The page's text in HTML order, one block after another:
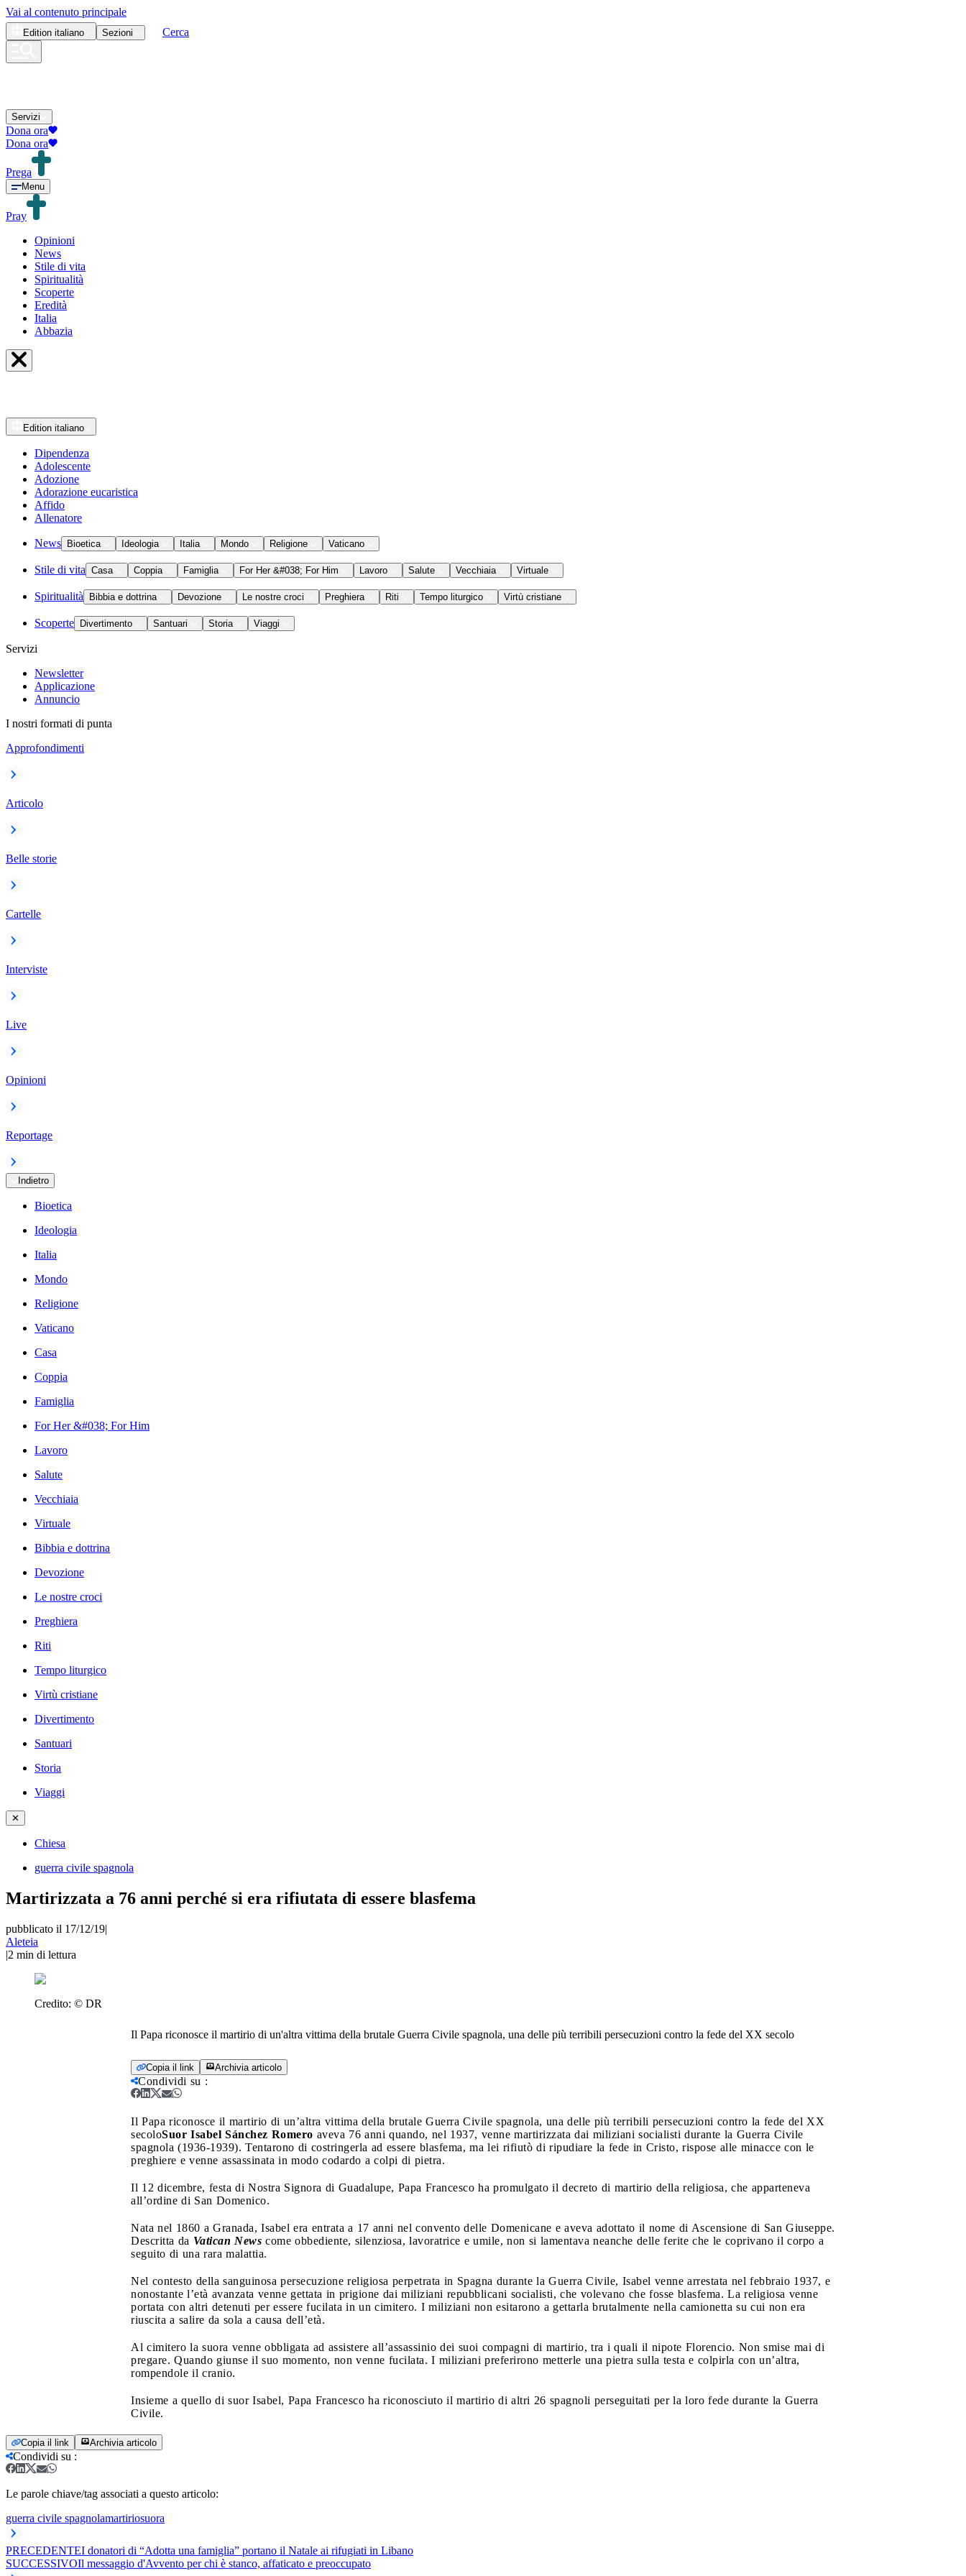
Vai al contenuto principale
Edition italiano Sezioni Cerca
Servizi
Dona ora
Dona ora
Prega
Menu
Pray
Opinioni
News
Stile di vita
Spiritualità
Scoperte
Eredità
Italia
Abbazia
Edition italiano
Dipendenza
Adolescente
Adozione
Adorazione eucaristica
Affido
Allenatore
News Bioetica Ideologia Italia Mondo Religione Vaticano
Stile di vita Casa Coppia Famiglia For Her &#038; For Him Lavoro Salute Vecchiaia Virtuale
Spiritualità Bibbia e dottrina Devozione Le nostre croci Preghiera Riti Tempo liturgico Virtù cristiane
Scoperte Divertimento Santuari Storia Viaggi
Servizi
Newsletter
Applicazione
Annuncio
I nostri formati di punta
Approfondimenti
Articolo
Belle storie
Cartelle
Interviste
Live
Opinioni
Reportage
Indietro
Bioetica
Ideologia
Italia
Mondo
Religione
Vaticano
Casa
Coppia
Famiglia
For Her &#038; For Him
Lavoro
Salute
Vecchiaia
Virtuale
Bibbia e dottrina
Devozione
Le nostre croci
Preghiera
Riti
Tempo liturgico
Virtù cristiane
Divertimento
Santuari
Storia
Viaggi
✕
Chiesa
guerra civile spagnola
Martirizzata a 76 anni perché si era rifiutata di essere blasfema
pubblicato il 17/12/19|
Aleteia
|2 min di lettura
Credito: © DR
Il Papa riconosce il martirio di un'altra vittima della brutale Guerra Civile spagnola, una delle più terribili persecuzioni contro la fede del XX secolo
Copia il link Archivia articolo
Condividi su :
Il Papa riconosce il martirio di un’altra vittima della brutale Guerra Civile spagnola, una delle più terribili persecuzioni contro la fede del XX
secoloSuor Isabel Sánchez Romero aveva 76 anni quando, nel 1937, venne martirizzata dai miliziani socialisti durante la Guerra Civile
spagnola (1936-1939). Tentarono di costringerla ad essere blasfema, ma lei rifiutò di ripudiare la fede in Cristo, rispose alle minacce con le
preghiere e venne assassinata in modo codardo a colpi di pietra.
Il 12 dicembre, festa di Nostra Signora di Guadalupe, Papa Francesco ha promulgato il decreto di martirio della religiosa, che apparteneva
all’ordine di San Domenico.
Nata nel 1860 a Granada, Isabel era entrata a 17 anni nel convento delle Domenicane e aveva adottato il nome di Ascensione di San Giuseppe.
Descritta da Vatican News come obbediente, silenziosa, lavoratrice e umile, non si lamentava neanche delle ferite che le coprivano il corpo a
seguito di una rara malattia.
Nel contesto della sanguinosa persecuzione religiosa perpetrata in Spagna durante la Guerra Civile, Isabel venne arrestata nel febbraio 1937, e
nonostante l’età avanzata venne gettata in prigione dai miliziani repubblicani socialisti, che volevano che fosse blasfema. La religiosa venne
portata con altri detenuti per essere fucilata in un cimitero. I miliziani non esitarono a gettarla brutalmente nella camionetta su cui non era
riuscita a salire da sola a causa dell’età.
Al cimitero la suora venne obbligata ad assistere all’assassinio dei suoi compagni di martirio, tra i quali il nipote Florencio. Non smise mai di
pregare. Quando giunse il suo momento, non venne fucilata. I miliziani preferirono metterle una pietra sulla testa e colpirla con un’altra,
rompendole il cranio.
Insieme a quello di suor Isabel, Papa Francesco ha riconosciuto il martirio di altri 26 spagnoli perseguitati per la loro fede durante la Guerra
Civile.
Copia il link Archivia articolo
Condividi su :
Le parole chiave/tag associati a questo articolo:
guerra civile spagnolamartiriosuora
PRECEDENTEI donatori di “Adotta una famiglia” portano il Natale ai rifugiati in Libano
SUCCESSIVOIl messaggio d'Avvento per chi è stanco, affaticato e preoccupato